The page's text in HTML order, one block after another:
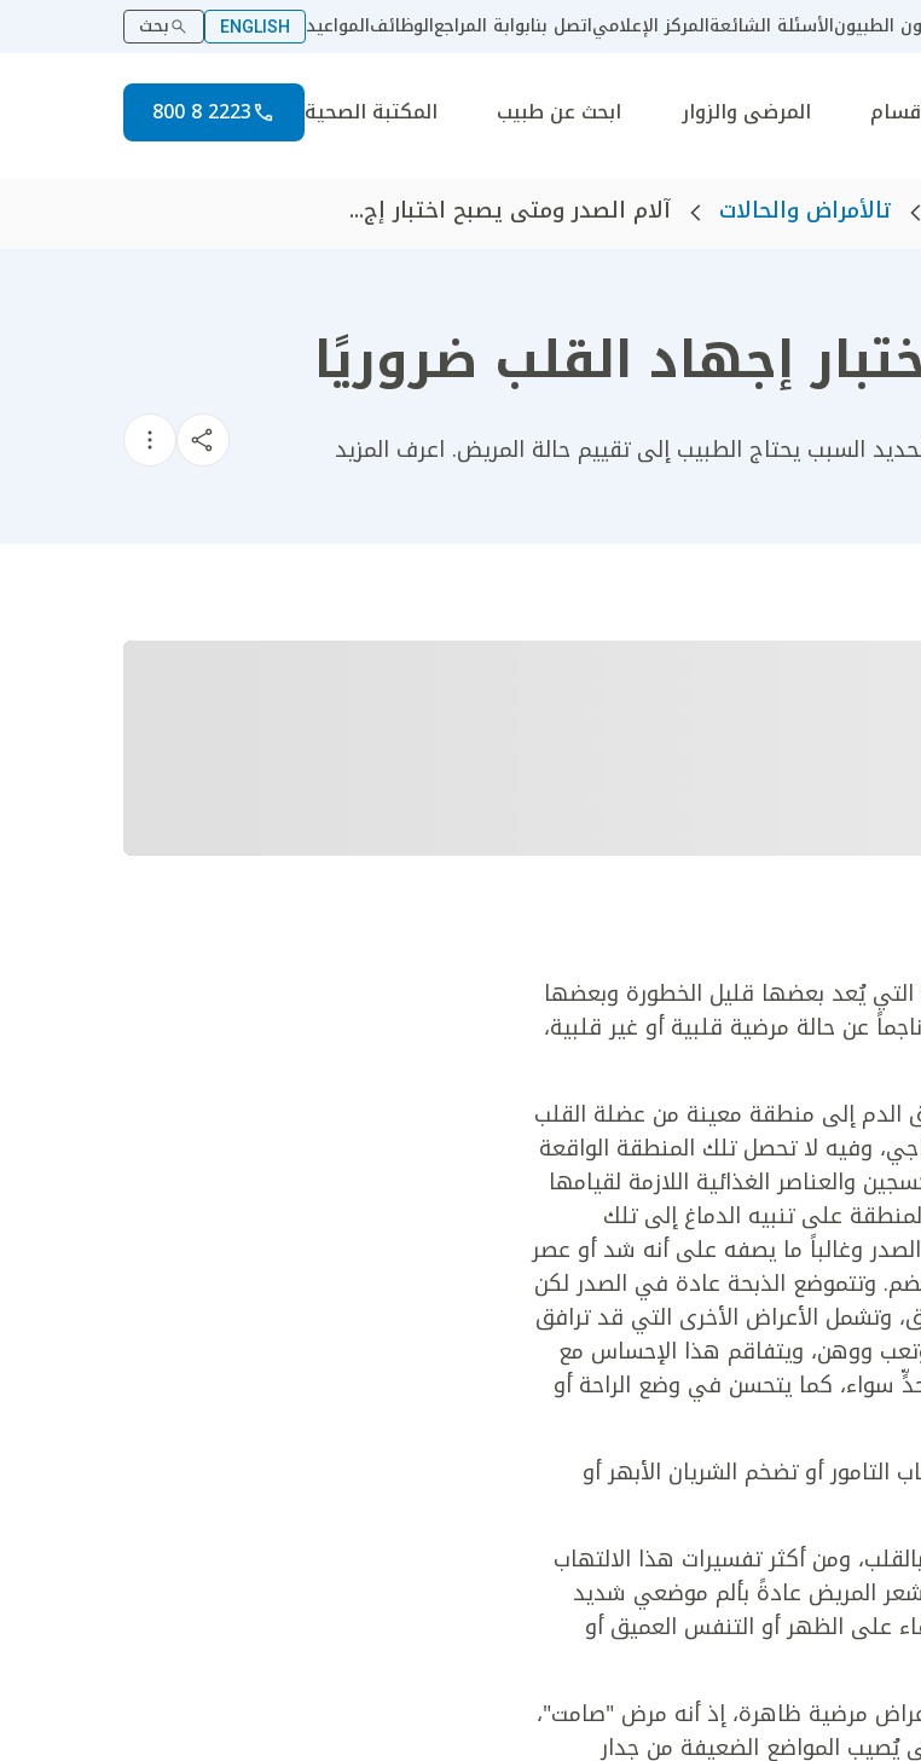
الطبيونالأسئلة الشائعةالمركز الإعلامياتصل بنابوابة المراجعالوظائفالمواعيد ENGLISH بحث
المرضى والزوار ابحث عن طبيب المكتبة الصحية 2223 8 800
تالأمراض والحالات آلام الصدر ومتى يصبح اختبار إج...
إجهاد القلب ضروريًا
السبب يحتاج الطبيب إلى تقييم حالة المريض. اعرف المزيد
التي يُعد بعضها قليل الخطورة وبعضها
عن حالة مرضية قلبية أو غير قلبية،
الدم إلى منطقة معينة من عضلة القلب
وفيه لا تحصل تلك المنطقة الواقعة
والعناصر الغذائية اللازمة لقيامها
على تنبيه الدماغ إلى تلك
وغالباً ما يصفه على أنه شد أو عصر
وتتموضع الذبحة عادة في الصدر لكن
وتشمل الأعراض الأخرى التي قد ترافق
ووهن، ويتفاقم هذا الإحساس مع
سواء، كما يتحسن في وضع الراحة أو
أو تضخم الشريان الأبهر أو
ومن أكثر تفسيرات هذا الالتهاب
المريض عادةً بألم موضعي شديد
على الظهر أو التنفس العميق أو
مرضية ظاهرة، إذ أنه مرض "صامت"،
يُصيب المواضع الضعيفة من جدار